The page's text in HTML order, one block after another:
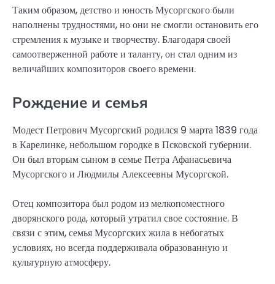
Таким образом, детство и юность Мусоргского были
наполнены трудностями, но они не смогли остановить его
стремления к музыке и творчеству. Благодаря своей
самоотверженной работе и таланту, он стал одним из
величайших композиторов своего времени.
Рождение и семья
Модест Петрович Мусоргский родился 9 марта 1839 года
в Карелинке, небольшом городке в Псковской губернии.
Он был вторым сыном в семье Петра Афанасьевича
Мусоргского и Людмилы Алексеевны Мусоргской.
Отец композитора был родом из мелкопоместного
дворянского рода, который утратил свое состояние. В
связи с этим, семья Мусоргских жила в небогатых
условиях, но всегда поддерживала образованную и
культурную атмосферу.